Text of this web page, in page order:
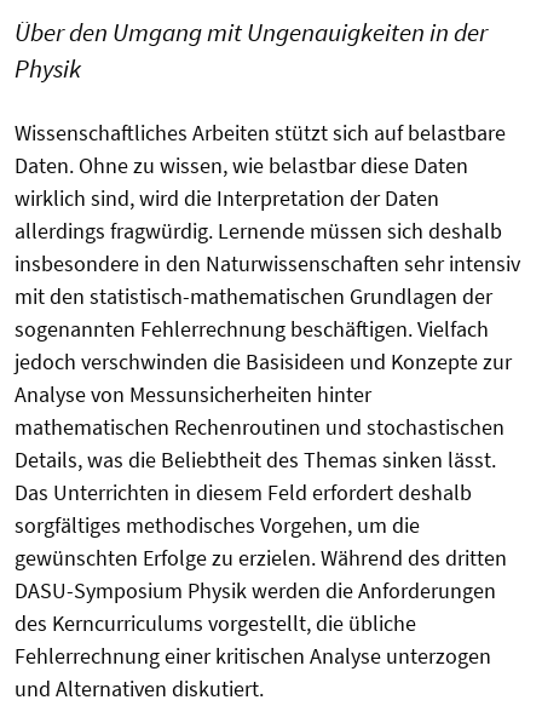
Über den Umgang mit Ungenauigkeiten in der
Physik
Wissenschaftliches Arbeiten stützt sich auf belastbare
Daten. Ohne zu wissen, wie belastbar diese Daten
wirklich sind, wird die Interpretation der Daten
allerdings fragwürdig. Lernende müssen sich deshalb
insbesondere in den Naturwissenschaften sehr intensiv
mit den statistisch-mathematischen Grundlagen der
sogenannten Fehlerrechnung beschäftigen. Vielfach
jedoch verschwinden die Basisideen und Konzepte zur
Analyse von Messunsicherheiten hinter
mathematischen Rechenroutinen und stochastischen
Details, was die Beliebtheit des Themas sinken lässt.
Das Unterrichten in diesem Feld erfordert deshalb
sorgfältiges methodisches Vorgehen, um die
gewünschten Erfolge zu erzielen. Während des dritten
DASU-Symposium Physik werden die Anforderungen
des Kerncurriculums vorgestellt, die übliche
Fehlerrechnung einer kritischen Analyse unterzogen
und Alternativen diskutiert.